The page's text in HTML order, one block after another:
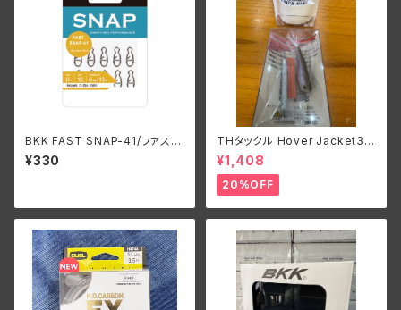
BKK FAST SNAP-41/ファスト
スナップ/スナップリング
¥330
THタックル Hover Jacket3
9/ホバージャケット39
¥1,408
20%OFF